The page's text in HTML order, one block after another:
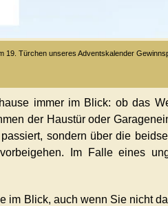
19. Türchen unseres Adventskalender
immer im Blick: ob das
der Haustür oder
sondern über die
Im Falle eines
im Blick, auch wenn Sie nicht